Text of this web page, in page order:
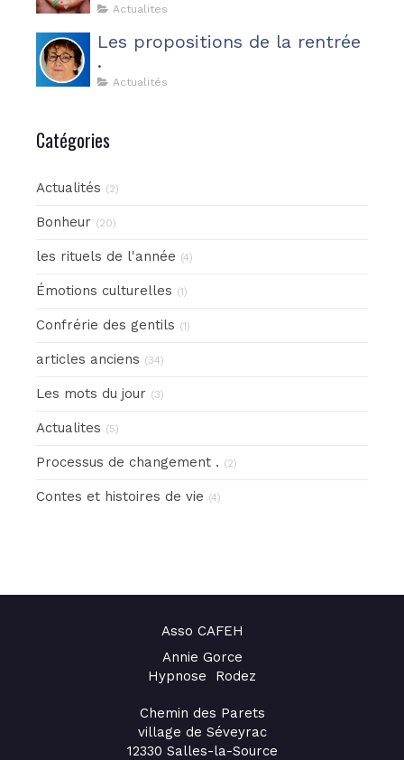
Actualites
Les propositions de la rentrée
.
Actualités
Catégories
Actualités (2)
Bonheur (20)
les rituels de l'année (4)
Émotions culturelles (1)
Confrérie des gentils (1)
articles anciens (34)
Les mots du jour (3)
Actualites (5)
Processus de changement . (2)
Contes et histoires de vie (4)
Asso CAFEH
Annie Gorce
Hypnose Rodez
Chemin des Parets
village de Séveyrac
12330 Salles-la-Source